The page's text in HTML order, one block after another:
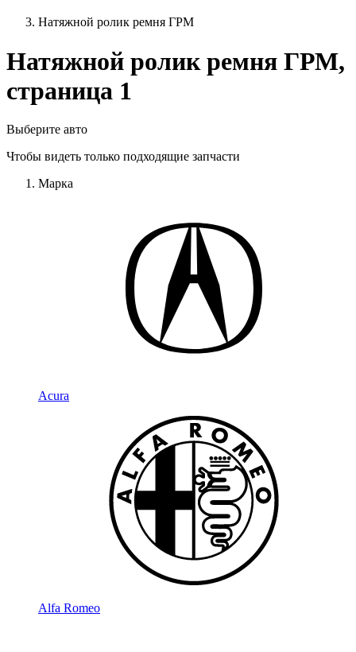
Натяжной ролик ремня ГРМ
Натяжной ролик ремня ГРМ,
страница 1
Выберите авто
Чтобы видеть только подходящие запчасти
Марка
Acura
Alfa Romeo